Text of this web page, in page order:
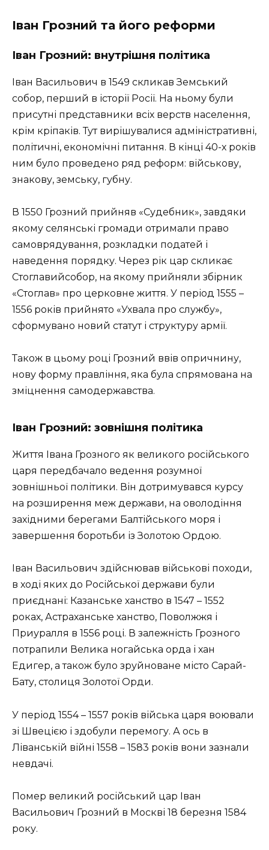
Іван Грозний та його реформи
Іван Грозний: внутрішня політика
Іван Васильович в 1549 скликав Земський
собор, перший в історії Росії. На ньому були
присутні представники всіх верств населення,
крім кріпаків. Тут вирішувалися адміністративні,
політичні, економічні питання. В кінці 40-х років
ним було проведено ряд реформ: військову,
знакову, земську, губну.
В 1550 Грозний прийняв «Судебник», завдяки
якому селянські громади отримали право
самоврядування, розкладки податей і
наведення порядку. Через рік цар скликає
Стоглавийсобор, на якому прийняли збірник
«Стоглав» про церковне життя. У період 1555 –
1556 років прийнято «Ухвала про службу»,
сформувано новий статут і структуру армії.
Також в цьому році Грозний ввів опричнину,
нову форму правління, яка була спрямована на
зміцнення самодержавства.
Іван Грозний: зовнішня політика
Життя Івана Грозного як великого російського
царя передбачало ведення розумної
зовнішньої політики. Він дотримувався курсу
на розширення меж держави, на оволодіння
західними берегами Балтійського моря і
завершення боротьби із Золотою Ордою.
Іван Васильович здійснював військові походи,
в ході яких до Російської держави були
приєднані: Казанське ханство в 1547 – 1552
роках, Астраханське ханство, Поволжжя і
Приуралля в 1556 році. В залежність Грозного
потрапили Велика ногайська орда і хан
Едигер, а також було зруйноване місто Сарай-
Бату, столиця Золотої Орди.
У період 1554 – 1557 років війська царя воювали
зі Швецією і здобули перемогу. А ось в
Ліванській війні 1558 – 1583 років вони зазнали
невдачі.
Помер великий російський цар Іван
Васильович Грозний в Москві 18 березня 1584
року.